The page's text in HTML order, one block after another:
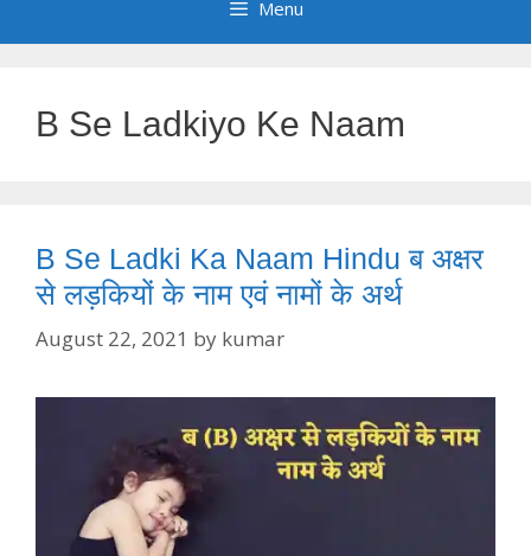
Menu
B Se Ladkiyo Ke Naam
B Se Ladki Ka Naam Hindu ब अक्षर
से लड़कियों के नाम एवं नामों के अर्थ
August 22, 2021 by kumar